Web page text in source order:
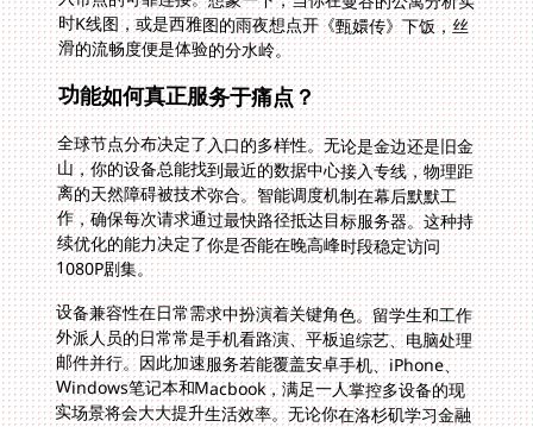
滑的流畅度便是体验的分水岭。
功能如何真正服务于痛点？
全球节点分布决定了入口的多样性。无论是金边还是旧金
山，你的设备总能找到最近的数据中心接入专线，物理距
离的天然障碍被技术弥合。智能调度机制在幕后默默工
作，确保每次请求通过最快路径抵达目标服务器。这种持
续优化的能力决定了你是否能在晚高峰时段稳定访问
1080P剧集。
设备兼容性在日常需求中扮演着关键角色。留学生和工作
外派人员的日常常是手机看路演、平板追综艺、电脑处理
邮件并行。因此加速服务若能覆盖安卓手机、iPhone、
Windows笔记本和Macbook，满足一人掌控多设备的现
实场景将会大大提升生活效率。无论你在洛杉矶学习金融
使用Wind终端查A股数据，还是在澳洲家里用平板刷B